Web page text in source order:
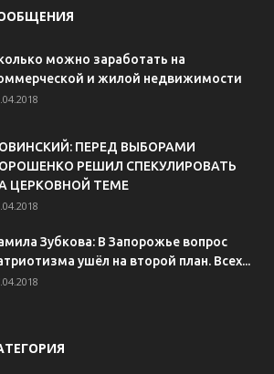
можно заработать на
и жилой недвижимости
ПЕРЕД ВЫБОРАМИ
РЕШИЛ СПЕКУЛИРОВАТЬ
ЦЕРКОВНОЙ ТЕМЕ
Зубкова: В Запорожье вопрос
ушёл на второй план. Всех...